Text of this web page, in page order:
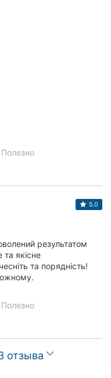
Полезно
5.0
результатом
якісне
та порядність!
Полезно
отзыва